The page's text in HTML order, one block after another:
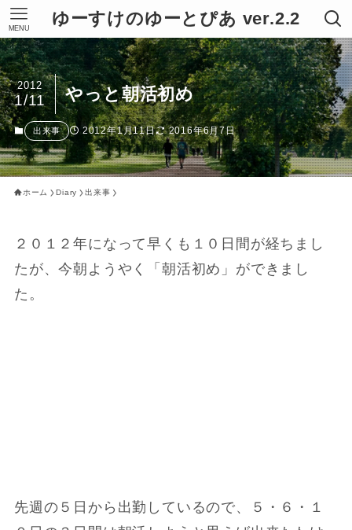
ゆーすけのゆーとぴあ ver.2.2
MENU
やっと朝活初め
2012
1/11
出来事 2012年1月11日 2016年6月7日
ホーム Diary 出来事
２０１２年になって早くも１０日間が経ちまし
たが、今朝ようやく「朝活初め」ができまし
た。
先週の５日から出勤しているので、５・６・１